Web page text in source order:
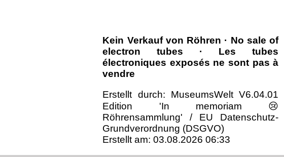
Kein Verkauf von Röhren · No sale of
electron tubes · Les tubes
électroniques exposés ne sont pas à
vendre
Erstellt durch: MuseumsWelt V6.04.01
Edition 'In memoriam 😢
Röhrensammlung' / EU Datenschutz-
Grundverordnung (DSGVO)
Erstellt am: 03.08.2026 06:33